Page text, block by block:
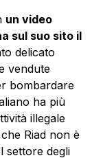
un video
sul suo sito il
delicato
vendute
bombardare
ha più
illegale
Riad non è
settore degli